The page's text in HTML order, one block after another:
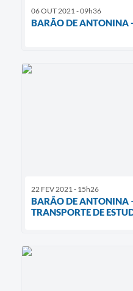
06 OUT 2021 - 09h36
BARÃO DE ANTONINA
22 FEV 2021 - 15h26
BARÃO DE ANTONINA
TRANSPORTE DE